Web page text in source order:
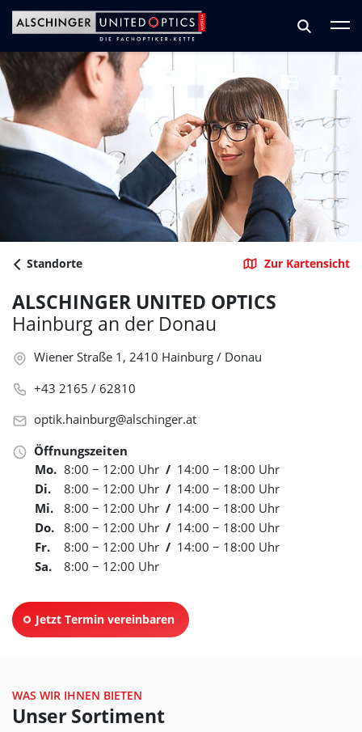
Zum Hauptinhalt springen
Zum Footer springen
Standorte Zur Kartensicht
ALSCHINGER UNITED OPTICS
Hainburg an der Donau
Wiener Straße 1, 2410 Hainburg / Donau
+43 2165 / 62810
optik.hainburg@alschinger.at
Öffnungszeiten
Mo. 8:00 − 12:00 Uhr / 14:00 − 18:00 Uhr
Di.
8:00 − 12:00 Uhr / 14:00 − 18:00 Uhr
Mi.
8:00 − 12:00 Uhr / 14:00 − 18:00 Uhr
Do.
8:00 − 12:00 Uhr / 14:00 − 18:00 Uhr
Fr.
8:00 − 12:00 Uhr / 14:00 − 18:00 Uhr
Sa.
8:00 − 12:00 Uhr
Jetzt Termin vereinbaren
WAS WIR IHNEN BIETEN
Unser Sortiment